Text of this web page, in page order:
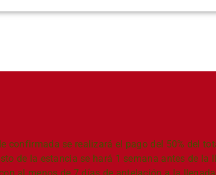
confirmada se realizará el pago del 50% del
de la estancia se hará 1 semana antes de la